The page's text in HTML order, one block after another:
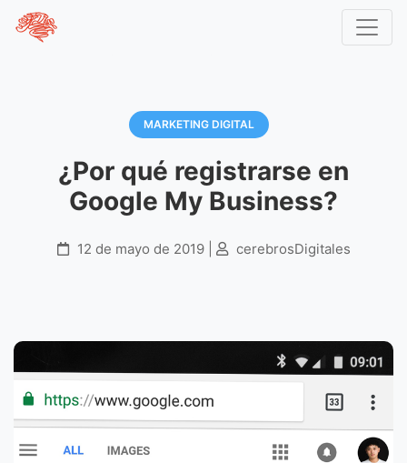
Inicio
¿Por qué registrarse en Google My Business?
MARKETING DIGITAL
¿Por qué registrarse en
Google My Business?
12 de mayo de 2019 | cerebrosDigitales